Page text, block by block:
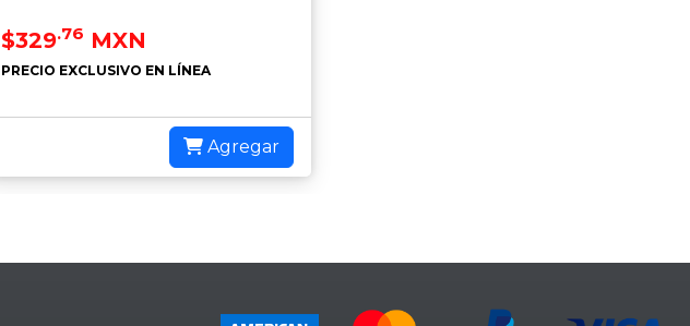
$329.76 MXN
PRECIO EXCLUSIVO EN LÍNEA
Agregar